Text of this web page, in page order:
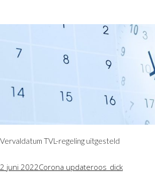
Vervaldatum TVL-regeling uitgesteld
2 juni 2022Corona updateroos_dick